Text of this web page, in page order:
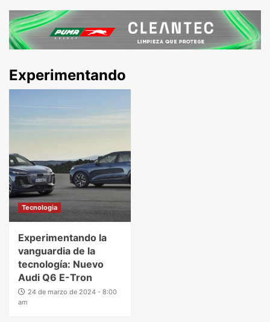
Experimentando
Tecnologia
Experimentando la
vanguardia de la
tecnología: Nuevo
Audi Q6 E-Tron
24 de marzo de 2024 - 8:00
am